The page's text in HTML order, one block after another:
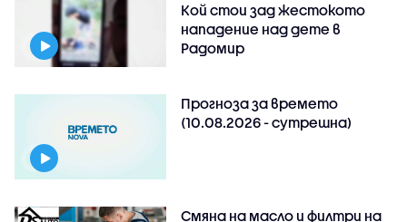
Кой стои зад жестокото
нападение над дете в
Радомир
Прогноза за времето
(10.08.2026 - сутрешна)
Смяна на масло и филтри на